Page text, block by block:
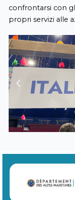
confrontarsi con
propri servizi alle
Previous